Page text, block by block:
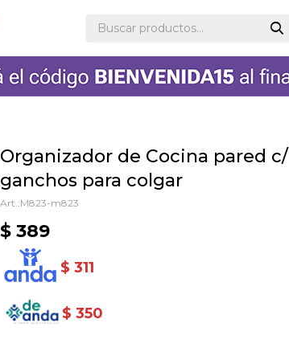
Organizador de Cocina pared c/
ganchos para colgar
M823-m823
$ 389
$ 311
$ 350